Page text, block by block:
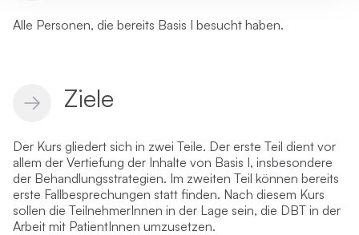
Alle Personen, die bereits Basis I besucht haben.
Ziele
Der Kurs gliedert sich in zwei Teile. Der erste Teil dient vor
allem der Vertiefung der Inhalte von Basis I, insbesondere
der Behandlungsstrategien. Im zweiten Teil können bereits
erste Fallbesprechungen statt finden. Nach diesem Kurs
sollen die TeilnehmerInnen in der Lage sein, die DBT in der
Arbeit mit PatientInnen umzusetzen.